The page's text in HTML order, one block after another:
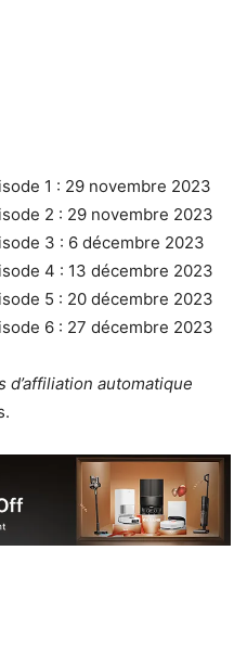
1 : 29 novembre 2023
2 : 29 novembre 2023
3 : 6 décembre 2023
4 : 13 décembre 2023
5 : 20 décembre 2023
6 : 27 décembre 2023
automatique